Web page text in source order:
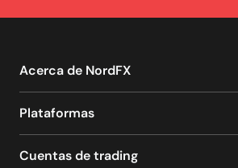
Acerca de NordFX
Plataformas
Cuentas de trading